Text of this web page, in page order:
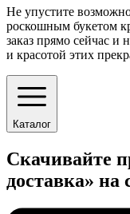
Не упустите
роскошным букетом
заказ прямо сейчас и
и красотой этих
Каталог
Скачивайте
доставка» на